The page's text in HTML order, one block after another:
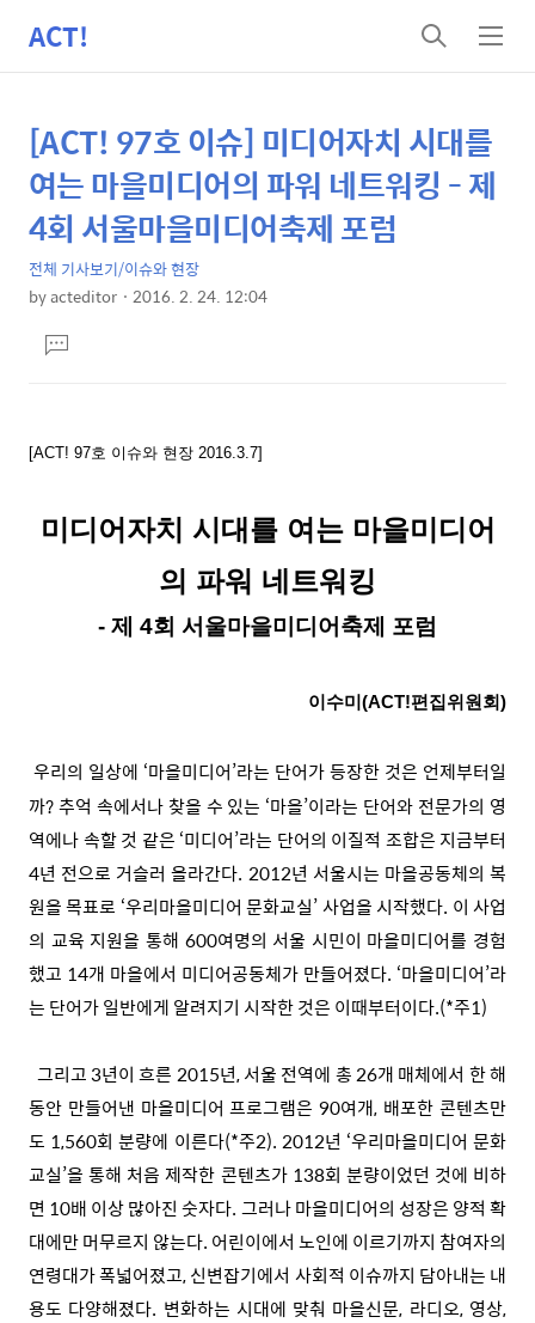
ACT!
검
색
메
뉴
상
세
컨
텐
츠
본
문
제
목
[ACT! 97호 이슈] 미디어자치 시대를
여는 마을미디어의 파워 네트워킹 - 제
4회 서울마을미디어축제 포럼
전체 기사보기/이슈와 현장
byacteditor 2016. 2. 24. 12:04
문댓
글
[ACT! 97호 이슈와 현장 2016.3.7]
미디어자치 시대를 여는 마을미디어
의 파워 네트워킹
- 제 4회 서울마을미디어축제 포럼
이수미(ACT!편집위원회)
우리의 일상에 ‘마을미디어’라는 단어가 등장한 것은 언제부터일
까? 추억 속에서나 찾을 수 있는 ‘마을’이라는 단어와 전문가의 영
역에나 속할 것 같은 ‘미디어’라는 단어의 이질적 조합은 지금부터
4년 전으로 거슬러 올라간다. 2012년 서울시는 마을공동체의 복
원을 목표로 ‘우리마을미디어 문화교실’ 사업을 시작했다. 이 사업
의 교육 지원을 통해 600여명의 서울 시민이 마을미디어를 경험
했고 14개 마을에서 미디어공동체가 만들어졌다. ‘마을미디어’라
는 단어가 일반에게 알려지기 시작한 것은 이때부터이다.(*주1)
그리고 3년이 흐른 2015년, 서울 전역에 총 26개 매체에서 한 해
동안 만들어낸 마을미디어 프로그램은 90여개, 배포한 콘텐츠만
도 1,560회 분량에 이른다(*주2). 2012년 ‘우리마을미디어 문화
교실’을 통해 처음 제작한 콘텐츠가 138회 분량이었던 것에 비하
면 10배 이상 많아진 숫자다. 그러나 마을미디어의 성장은 양적 확
대에만 머무르지 않는다. 어린이에서 노인에 이르기까지 참여자의
연령대가 폭넓어졌고, 신변잡기에서 사회적 이슈까지 담아내는 내
용도 다양해졌다. 변화하는 시대에 맞춰 마을신문, 라디오, 영상,